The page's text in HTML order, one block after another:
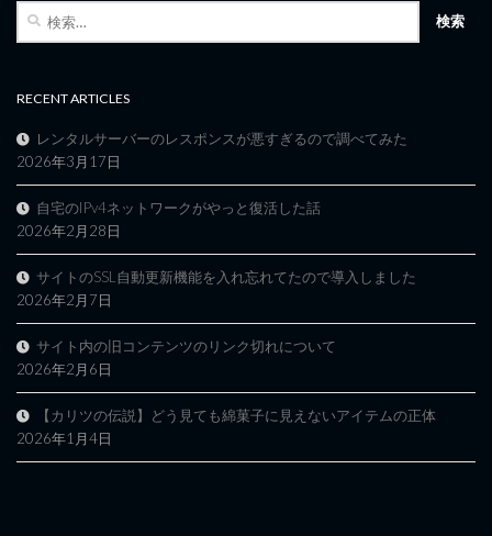
RECENT ARTICLES
レンタルサーバーのレスポンスが悪すぎるので調べてみた
2026年3月17日
自宅のIPv4ネットワークがやっと復活した話
2026年2月28日
サイトのSSL自動更新機能を入れ忘れてたので導入しました
2026年2月7日
サイト内の旧コンテンツのリンク切れについて
2026年2月6日
【カリツの伝説】どう見ても綿菓子に見えないアイテムの正体
2026年1月4日